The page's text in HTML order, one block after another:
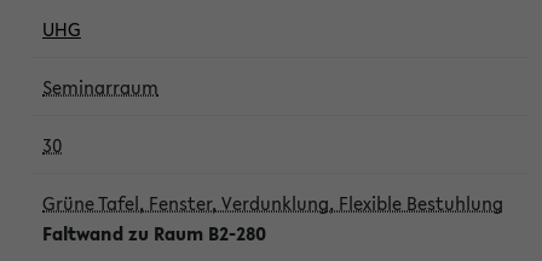
UHG
Seminarraum
30
Grüne Tafel, Fenster, Verdunklung, Flexible Bestuhlung
Faltwand zu Raum B2-280